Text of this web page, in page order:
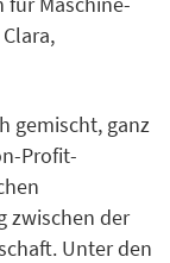
gemischt, ganz
Profit-
zwischen der
Unter den